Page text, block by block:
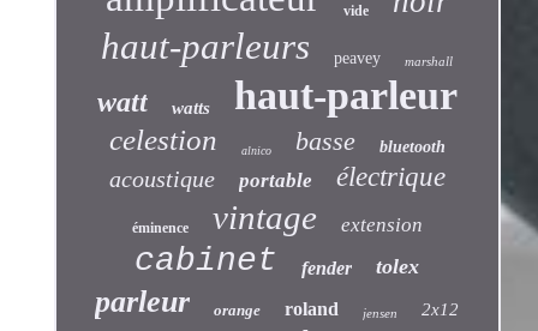
vide
haut-parleurs peavey marshall
watt watts haut-parleur
celestion alnico basse bluetooth
acoustique portable électrique
éminence vintage extension
cabinet fender tolex
parleur orange roland jensen 2x12